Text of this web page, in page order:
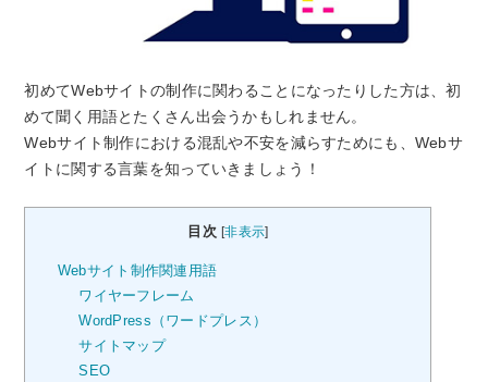
初めてWebサイトの制作に関わることになったりした方は、初
めて聞く用語とたくさん出会うかもしれません。
Webサイト制作における混乱や不安を減らすためにも、Webサ
イトに関する言葉を知っていきましょう！
目次 [非表示]
Webサイト制作関連用語
ワイヤーフレーム
WordPress（ワードプレス）
サイトマップ
SEO